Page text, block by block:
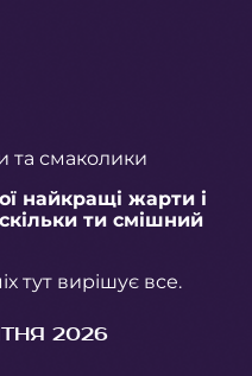
та смаколики
найкращі жарти і
ти смішний
тут вирішує все.
2026